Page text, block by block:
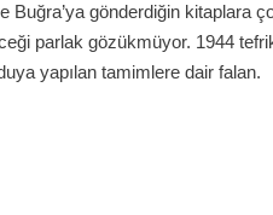
Buğra’ya gönderdiğin kitaplara
parlak gözükmüyor. 1944
yapılan tamimlere dair falan.